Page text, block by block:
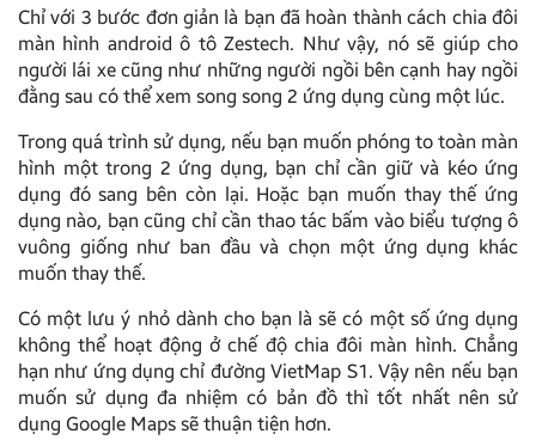
Chỉ với 3 bước đơn giản là bạn đã hoàn thành cách chia đôi
màn hình android ô tô Zestech. Như vậy, nó sẽ giúp cho
người lái xe cũng như những người ngồi bên cạnh hay ngồi
đằng sau có thể xem song song 2 ứng dụng cùng một lúc.
Trong quá trình sử dụng, nếu bạn muốn phóng to toàn màn
hình một trong 2 ứng dụng, bạn chỉ cần giữ và kéo ứng
dụng đó sang bên còn lại. Hoặc bạn muốn thay thế ứng
dụng nào, bạn cũng chỉ cần thao tác bấm vào biểu tượng ô
vuông giống như ban đầu và chọn một ứng dụng khác
muốn thay thế.
Có một lưu ý nhỏ dành cho bạn là sẽ có một số ứng dụng
không thể hoạt động ở chế độ chia đôi màn hình. Chẳng
hạn như ứng dụng chỉ đường VietMap S1. Vậy nên nếu bạn
muốn sử dụng đa nhiệm có bản đồ thì tốt nhất nên sử
dụng Google Maps sẽ thuận tiện hơn.